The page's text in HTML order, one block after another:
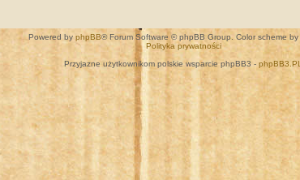
Powered by phpBB® Forum Software © phpBB Group. Color scheme by
Polityka prywatności
Przyjazne użytkownikom polskie wsparcie phpBB3 - phpBB3.PL